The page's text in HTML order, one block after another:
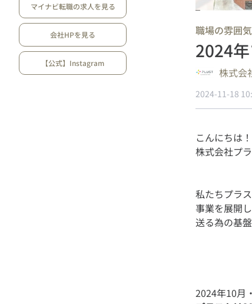
マイナビ転職の求人を見る
会社HPを見る
【公式】Instagram
職場の雰囲気
2024
株式会
2024-11-18
こんにちは！
私たちプラ
事業を展開